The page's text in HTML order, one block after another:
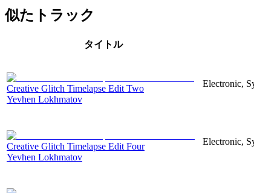
似たトラック
タイトル
Creative Glitch Timelapse Edit Two
Yevhen Lokhmatov
Electronic,
Creative Glitch Timelapse Edit Four
Yevhen Lokhmatov
Electronic,